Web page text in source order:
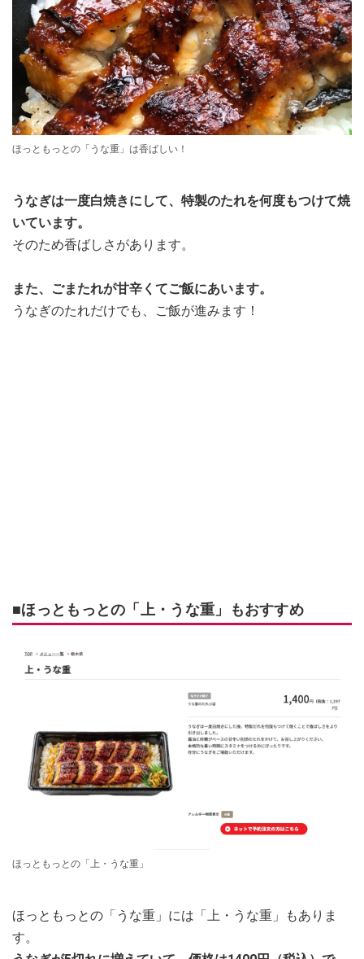
ほっともっとの「うな重」は香ばしい！
うなぎは一度白焼きにして、特製のたれを何度もつけて焼
いています。
そのため香ばしさがあります。
また、ごまたれが甘辛くてご飯にあいます。
うなぎのたれだけでも、ご飯が進みます！
■ほっともっとの「上・うな重」もおすすめ
ほっともっとの「上・うな重」
ほっともっとの「うな重」には「上・うな重」もありま
す。